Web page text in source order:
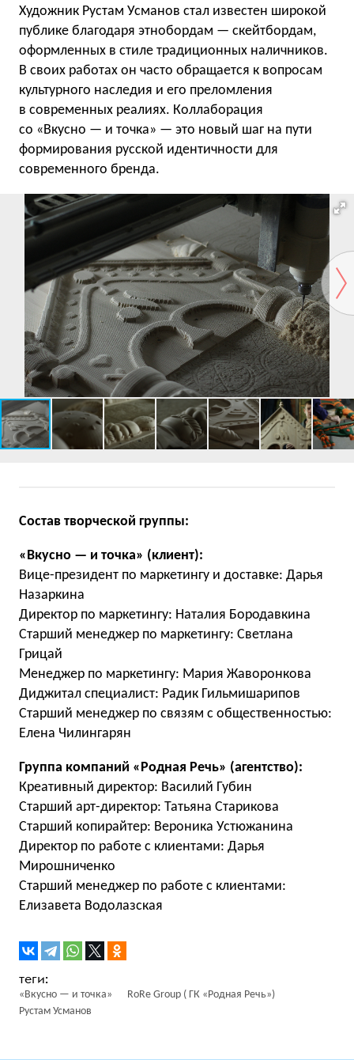
Художник Рустам Усманов стал известен широкой
публике благодаря этнобордам — скейтбордам,
оформленных в стиле традиционных наличников.
В своих работах он часто обращается к вопросам
культурного наследия и его преломления
в современных реалиях. Коллаборация
со «Вкусно — и точка» — это новый шаг на пути
формирования русской идентичности для
современного бренда.
Состав творческой группы:
«Вкусно — и точка» (клиент):
Вице-президент по маркетингу и доставке: Дарья
Назаркина
Директор по маркетингу: Наталия Бородавкина
Старший менеджер по маркетингу: Светлана
Грицай
Менеджер по маркетингу: Мария Жаворонкова
Диджитал специалист: Радик Гильмишарипов
Старший менеджер по связям с общественностью:
Елена Чилингарян
Группа компаний «Родная Речь» (агентство):
Креативный директор: Василий Губин
Старший арт-директор: Татьяна Старикова
Старший копирайтер: Вероника Устюжанина
Директор по работе с клиентами: Дарья
Мирошниченко
Старший менеджер по работе с клиентами:
Елизавета Водолазская
«Вкусно — и точка»
RoRe Group ( ГК «Родная Речь»)
Рустам Усманов